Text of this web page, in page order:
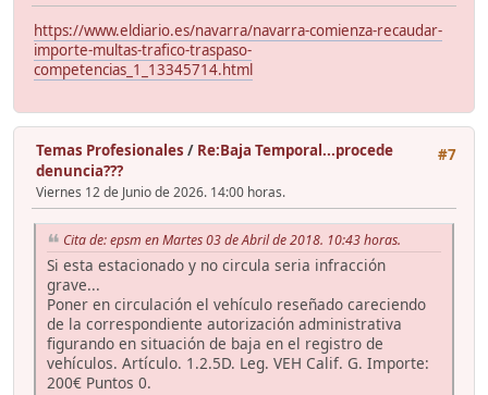
https://www.eldiario.es/navarra/navarra-comienza-recaudar-
importe-multas-trafico-traspaso-
competencias_1_13345714.html
#7
Temas Profesionales / Re:Baja Temporal...procede
denuncia???
Viernes 12 de Junio de 2026. 14:00 horas.
Cita de: epsm en Martes 03 de Abril de 2018. 10:43 horas.
Si esta estacionado y no circula seria infracción
grave...
Poner en circulación el vehículo reseñado careciendo
de la correspondiente autorización administrativa
figurando en situación de baja en el registro de
vehículos. Artículo. 1.2.5D. Leg. VEH Calif. G. Importe:
200€ Puntos 0.